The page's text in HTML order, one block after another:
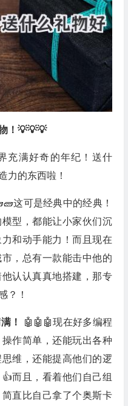
！💡💡💡
充满好奇的年纪！送什
力的东西啦！
这可是经典中的经典！
型，都能让小家伙们沉
和动手能力！而且现在
，总有一款能击中他的
认认真真地搭建，那专
？！
！
🤖🤖🤖现在好多编程
作简单，还能玩出各种
维，还能提高他们的逻
而且，看着他们自己组
直比自己拿了个奥斯卡